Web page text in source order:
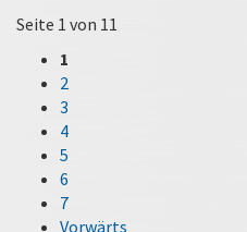
Seite 1 von 11
1
2
3
4
5
6
7
Vorwärts